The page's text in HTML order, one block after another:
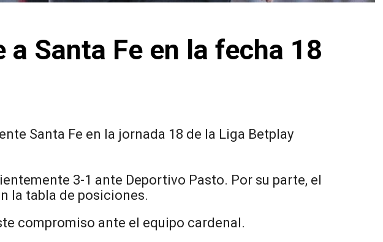
Santa Fe en la fecha 18
Santa Fe en la jornada 18 de la Liga Betplay
3-1 ante Deportivo Pasto. Por su parte, el
la tabla de posiciones.
compromiso ante el equipo cardenal.